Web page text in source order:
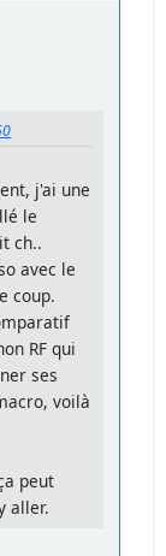
j'ai une
le
ch..
avec le
coup.
RF qui
ses
voilà
peut
aller.